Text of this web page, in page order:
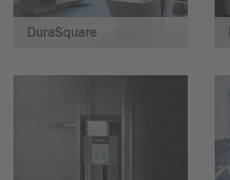
DuraSquare